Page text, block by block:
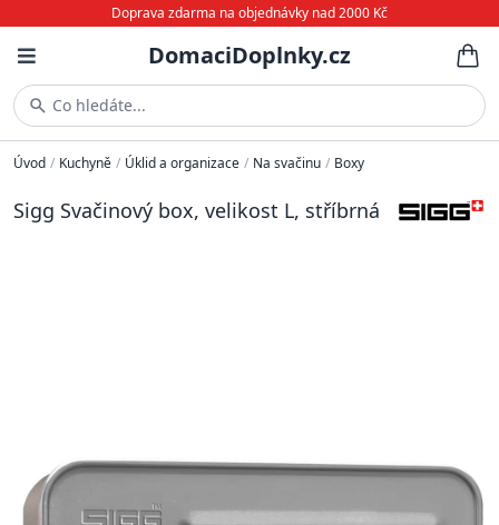
Doprava zdarma na objednávky nad 2000 Kč
DomaciDoplnky.cz
Co hledáte...
Úvod / Kuchyně / Úklid a organizace / Na svačinu / Boxy
Sigg Svačinový box, velikost L, stříbrná